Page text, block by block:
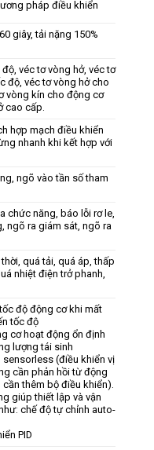
pháp điều khiển
giây, tải nặng 150%
véc tơ vòng hở, véc tơ
độ, véc tơ vòng hở cho
vòng kín cho động cơ
cao cấp.
hợp mạch điều khiển
nhanh khi kết hợp với
ngõ vào tần số tham
chức năng, báo lỗi rơ le,
ngõ ra giám sát, ngõ ra
quá tải, quá áp, thấp
nhiệt điện trở phanh,
độ động cơ khi mất
tốc độ
cơ hoạt động ổn định
lượng tái sinh
(điều khiển vị
cần phản hồi từ động
thêm bộ điều khiển).
giúp thiết lập và vận
chế độ tự chỉnh auto-
PID